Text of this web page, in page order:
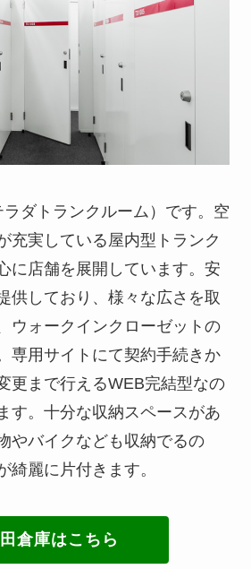
ダトランクルーム）です。空
充実している屋内型トランク
に店舗を展開しています。安
供しており、様々な広さを取
ウォークインクローゼットの
専用サイトにて契約手続きか
更まで行えるWEB完結型なの
す。十分な収納スペースがあ
やバイクなども収納でるの
綺麗に片付きます。
倉庫はこちら